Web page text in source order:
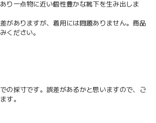
り一点物に近い個性豊かな靴下を生み出しま
がありますが、着用には問題ありません。商品
ください。
の採寸です。誤差があるかと思いますので、ご
す。